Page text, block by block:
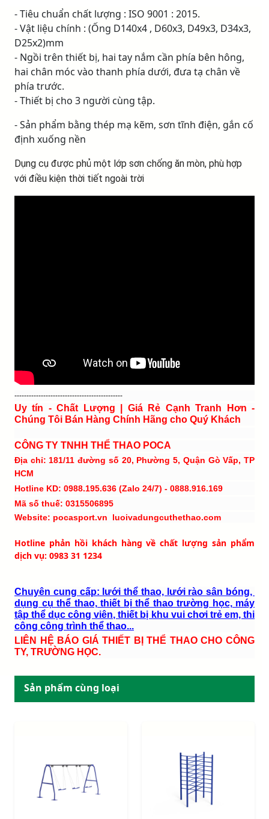
- Tiêu chuẩn chất lượng : ISO 9001 : 2015.
- Vật liệu chính : (Ống D140x4 , D60x3, D49x3, D34x3,
D25x2)mm
- Ngồi trên thiết bị, hai tay nắm cần phía bên hông,
hai chân móc vào thanh phía dưới, đưa tạ chân về
phía trước.
- Thiết bị cho 3 người cùng tập.
- Sản phẩm bằng thép mạ kẽm, sơn tĩnh điện, gắn cố
định xuống nền
Dụng cụ được phủ một lớp sơn chống ăn mòn, phù hợp
với điều kiện thời tiết ngoài trời
---------------------------------------------
Uy tín - Chất Lượng | Giá Rẻ Cạnh Tranh Hơn -
Chúng Tôi Bán Hàng Chính Hãng cho Quý Khách
CÔNG TY TNHH THỂ THAO POCA
Địa chỉ: 181/11 đường số 20, Phường 5, Quận Gò Vấp, TP
HCM
Hotline KD: 0988.195.636 (Zalo 24/7) - 0888.916.169
Mã số thuế: 0315506895
Website: pocasport.vn luoivadungcuthethao.com
Hotline phản hồi khách hàng về chất lượng sản phẩm
dịch vụ: 0983 31 1234
Chuyên cung cấp: lưới thể thao, lưới rào sân bóng,
dụng cụ thể thao, thiết bị thể thao trường học, máy
tập thể dục công viên, thiết bị khu vui chơi trẻ em, thi
công công trình thể thao...
LIÊN HỆ BÁO GIÁ THIẾT BỊ THỂ THAO CHO CÔNG
TY, TRƯỜNG HỌC.
Sản phẩm cùng loại